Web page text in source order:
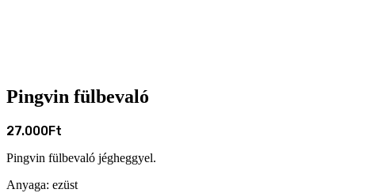
Pingvin fülbevaló
27.000Ft
Pingvin fülbevaló jégheggyel.
Anyaga: ezüst